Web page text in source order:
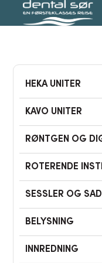
HEKA UNITER
KAVO UNITER
RØNTGEN OG
ROTERENDE
SESSLER OG
BELYSNING
INNREDNING